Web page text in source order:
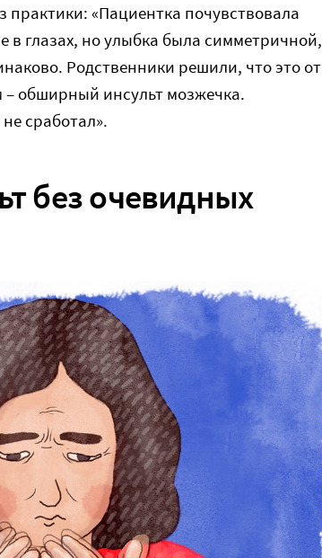
«Пациентка почувствовала
в глазах, но улыбка была симметричной,
Родственники решили, что это от
– обширный инсульт мозжечка.
сработал».
без очевидных